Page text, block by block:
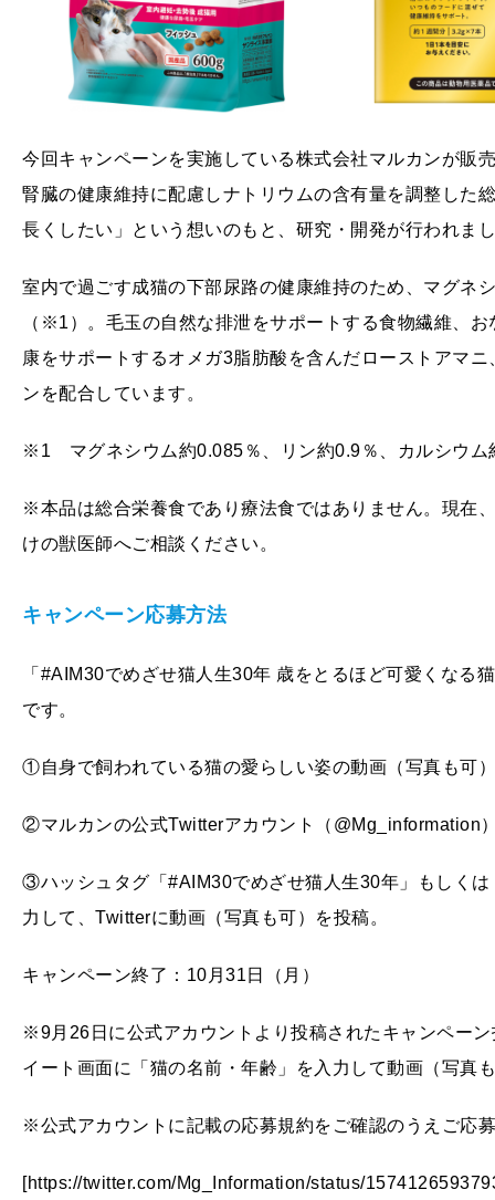
今回キャンペーンを実施している株式会社マルカンが販
腎臓の健康維持に配慮しナトリウムの含有量を調整した
長くしたい」という想いのもと、研究・開発が行われま
室内で過ごす成猫の下部尿路の健康維持のため、マグネ
（※1）。毛玉の自然な排泄をサポートする食物繊維、
康をサポートするオメガ3脂肪酸を含んだローストアマ
ンを配合しています。
※1 マグネシウム約0.085％、リン約0.9％、カルシウム
※本品は総合栄養食であり療法食ではありません。現在
けの獣医師へご相談ください。
キャンペーン応募方法
「#AIM30でめざせ猫人生30年 歳をとるほど可愛くなる
です。
①自身で飼われている猫の愛らしい姿の動画（写真も可
②​マルカンの公式Twitterアカウント（@Mg_information
③ハッシュタグ「#AIM30でめざせ猫人生30年」もしく
力して、Twitterに動画（写真も可）を投稿。
キャンペーン終了：10月31日（月）
※9月26日に公式アカウントより投稿されたキャンペー
イート画面に「猫の名前・年齢」を入力して動画（写真
※公式アカウントに記載の応募規約をご確認のうえご応
[https://twitter.com/Mg_Information/status/